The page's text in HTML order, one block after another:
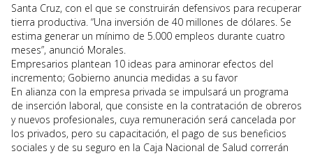
Santa Cruz, con el que se construirán defensivos para recuperar
tierra productiva. “Una inversión de 40 millones de dólares. Se
estima generar un mínimo de 5.000 empleos durante cuatro
meses”, anunció Morales.
Empresarios plantean 10 ideas para aminorar efectos del
incremento; Gobierno anuncia medidas a su favor
En alianza con la empresa privada se impulsará un programa
de inserción laboral, que consiste en la contratación de obreros
y nuevos profesionales, cuya remuneración será cancelada por
los privados, pero su capacitación, el pago de sus beneficios
sociales y de su seguro en la Caja Nacional de Salud correrán